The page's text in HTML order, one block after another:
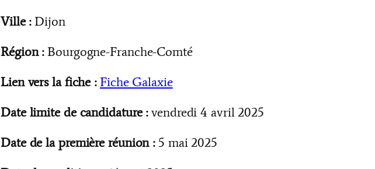
Ville :Dijon
Région :Bourgogne-Franche-Comté
Lien vers la fiche : Fiche Galaxie
Date limite de candidature :vendredi 4 avril 2025
Date de la première réunion :5 mai 2025